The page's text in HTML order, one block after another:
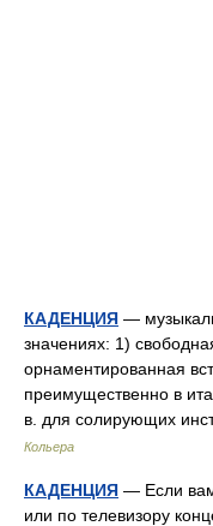
КАДЕНЦИЯ —
значениях: 1)
орнаментированная
преимущественно в
в. для солирующих
Кольера
КАДЕНЦИЯ — Если
или по телевизору